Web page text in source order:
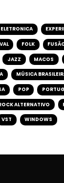
ELETRONICA
FOLK
JAZZ MACOS
MÚSICA
POP
ALTERNATIVO
VST WINDOWS